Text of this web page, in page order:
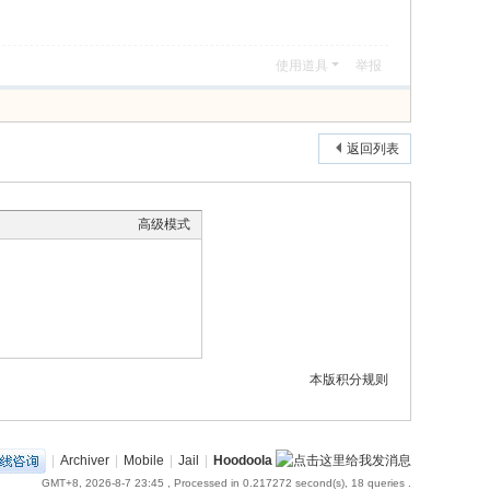
使用道具 举报
返回列表
高级模式
本版积分规则
| Archiver | Mobile | Jail | Hoodoola
GMT+8, 2026-8-7 23:45 , Processed in 0.217272 second(s), 18 queries .